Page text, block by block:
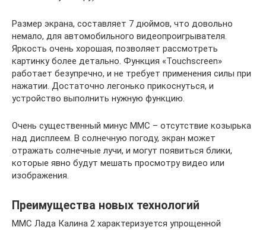
Размер экрана, составляет 7 дюймов, что довольно
немало, для автомобильного видеопроигрывателя.
Яркость очень хорошая, позволяет рассмотреть
картинку более детально. Функция «Touchscreen»
работает безупречно, и не требует применения силы при
нажатии. Достаточно легонько прикоснуться, и
устройство выполнить нужную функцию.
Очень существенный минус ММС – отсутствие козырька
над дисплеем. В солнечную погоду, экран может
отражать солнечные лучи, и могут появиться блики,
которые явно будут мешать просмотру видео или
изображения.
Преимущества новых технологий
ММС Лада Калина 2 характеризуется упрощенной